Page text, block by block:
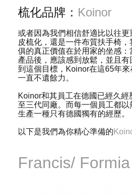
梳化品牌： Koinor
或者因為我們相信舒適比以往
皮梳化，還是一件布質扶手椅
俱的真正價值在於用家的坐感
產品後，應該感到放鬆，並且
到這個目標，Koinor在這65年
一直不遺餘力。
Koinor和其員工在德國已經久
至三代同廠。而每一個員工都以
生產一種只有德國獨有的經歷。
以下是我們為你精心準備的
Francis/ Formia